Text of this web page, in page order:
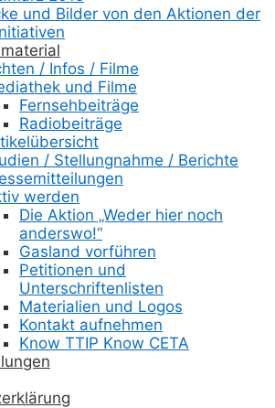
und Bilder von den Aktionen der
/ Infos / Filme
und Filme
Fernsehbeiträge
Radiobeiträge
/ Stellungnahme / Berichte
werden
Die Aktion „Weder hier noch
anderswo!“
Gasland vorführen
Petitionen und
Unterschriftenlisten
Materialien und Logos
Kontakt aufnehmen
Know TTIP Know CETA